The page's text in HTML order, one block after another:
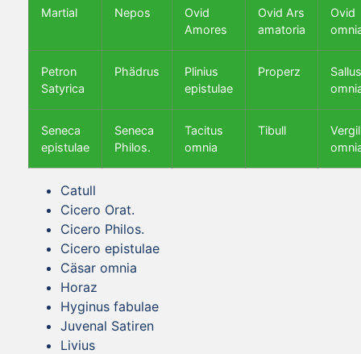
Martial Nepos
Ovid
Amores
Ovid Ars
amatoria
Ovid
Petron
Satyrica
Phädrus
Plinius
epistulae
Properz
Seneca
epistulae
Seneca
Philos.
Tacitus
omnia
Tibull
Vergil
Catull
Cicero Orat.
Cicero Philos.
Cicero epistulae
Cäsar omnia
Horaz
Hyginus fabulae
Juvenal Satiren
Livius